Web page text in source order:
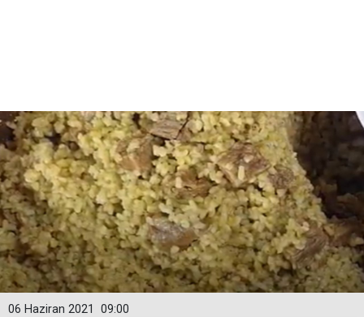
09:00
06 Haziran 2021